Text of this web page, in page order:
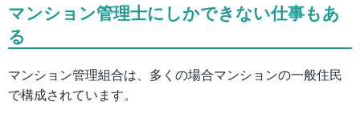
マンション管理士にしかできない仕事もあ
る
マンション管理組合は、多くの場合マンションの一般住民
で構成されています。